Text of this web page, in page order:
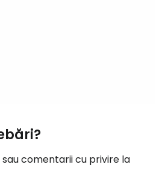
comentarii cu privire la